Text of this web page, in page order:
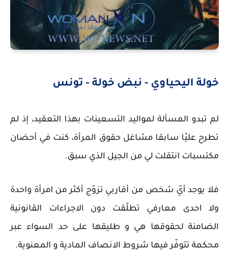
خولة اليحياوي - نبض خولة - تونس
لم تبدو المسألة لمواليد التسعينات بهذا التعقيد، إذ لم
تطرح عليّا سابقا مشاغل حقوق المرأة، كنت في أحضان
مكتسبات انتقلت لي من الجيل الذي سبق.
فلا يوجد أيّ شخص من أقاربي تزوّج أكثر من امرأة واحدة
ولا احدى معارفي تطلّقت دون الاجراءات القانونية
الضامنة لحقوقها هي و طليقها على حد السواء عبر
محكمة تتوفّر فيها شروط الانصاف المادية و المعنوية.